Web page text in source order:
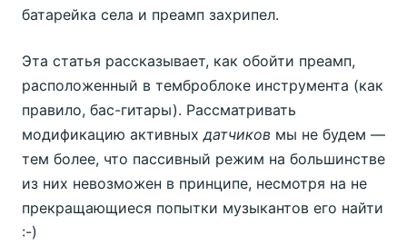
батарейка села и преамп захрипел.
Эта статья рассказывает, как обойти преамп,
расположенный в темброблоке инструмента (как
правило, бас-гитары). Рассматривать
модификацию активных датчиков мы не будем —
тем более, что пассивный режим на большинстве
из них невозможен в принципе, несмотря на не
прекращающиеся попытки музыкантов его найти
:-)